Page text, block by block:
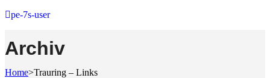
pe-7s-user
Archiv
Home>Trauring – Links